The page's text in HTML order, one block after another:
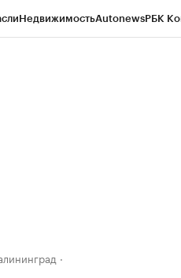
НедвижимостьAutonewsРБК